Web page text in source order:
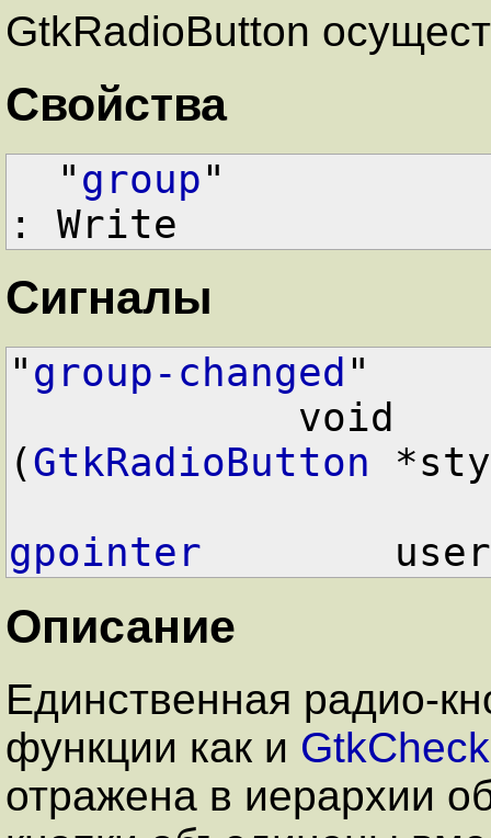
GtkRadioButton
Свойства
"group
: Write
Сигналы
"group-changed "
void
(GtkRadioButton
gpointer
Описание
Единственная радио-
функции как и
отражена в иерархии